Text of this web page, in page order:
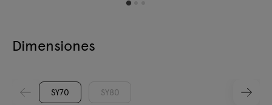
Dimensiones
SY70
SY80